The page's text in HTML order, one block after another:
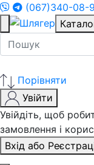
(067)340-08-
Порівняти
Увійти
Увійдіть, щоб
замовлення і
Вхід або